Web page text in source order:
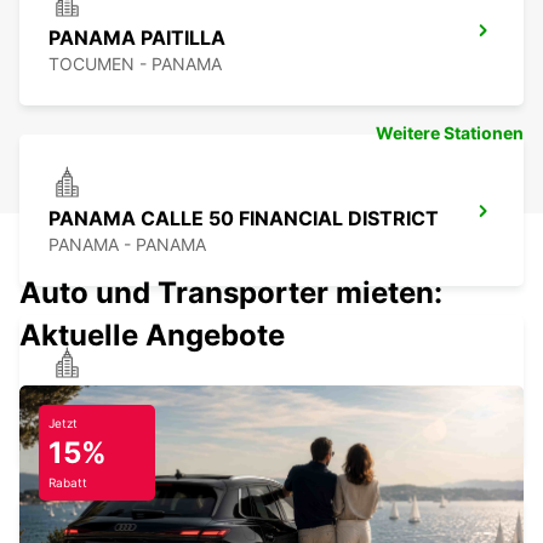
PANAMA PAITILLA
TOCUMEN - PANAMA
PANAMA CALLE 50 FINANCIAL DISTRICT
PANAMA - PANAMA
PANAMA INNENSTADT
TOCUMEN - PANAMA
Weitere Stationen
Auto und Transporter mieten:
Aktuelle Angebote
Jetzt
15%
Rabatt